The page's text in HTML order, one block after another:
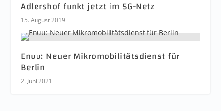
Adlershof funkt jetzt im 5G-Netz
15. August 2019
Enuu: Neuer Mikromobilitätsdienst für
Berlin
2. Juni 2021